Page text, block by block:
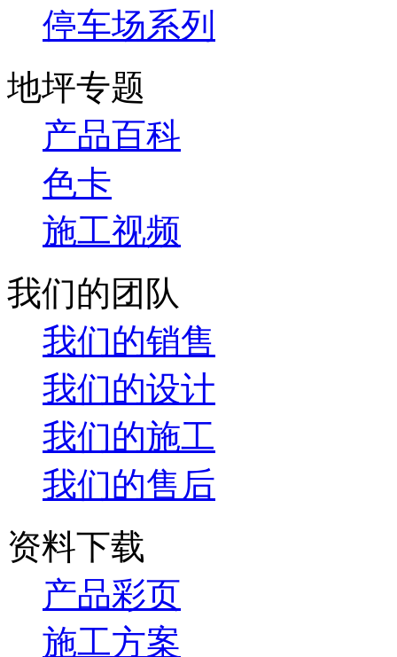
停车场系列
地坪专题
产品百科
色卡
施工视频
我们的团队
我们的销售
我们的设计
我们的施工
我们的售后
资料下载
产品彩页
施工方案